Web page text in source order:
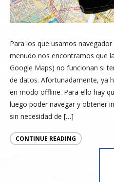
Para los que usamos
menudo nos encontramos que
Google Maps) no funcionan si
de datos. Afortunadamente, ya
en modo offline. Para ello hay
luego poder navegar y obtener
sin necesidad de […]
CONTINUE READING